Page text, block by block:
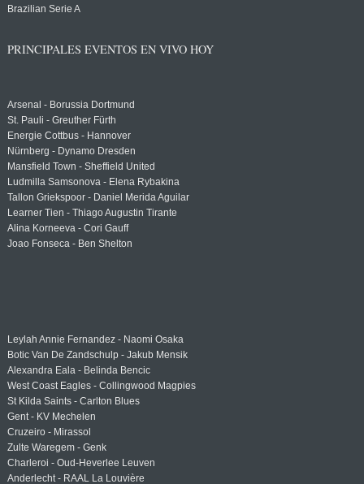
Brazilian Serie A
PRINCIPALES EVENTOS EN VIVO HOY
Arsenal - Borussia Dortmund
St. Pauli - Greuther Fürth
Energie Cottbus - Hannover
Nürnberg - Dynamo Dresden
Mansfield Town - Sheffield United
Ludmilla Samsonova - Elena Rybakina
Tallon Griekspoor - Daniel Merida Aguilar
Learner Tien - Thiago Augustin Tirante
Alina Korneeva - Cori Gauff
Joao Fonseca - Ben Shelton
Leylah Annie Fernandez - Naomi Osaka
Botic Van De Zandschulp - Jakub Mensik
Alexandra Eala - Belinda Bencic
West Coast Eagles - Collingwood Magpies
St Kilda Saints - Carlton Blues
Gent - KV Mechelen
Cruzeiro - Mirassol
Zulte Waregem - Genk
Charleroi - Oud-Heverlee Leuven
Anderlecht - RAAL La Louvière